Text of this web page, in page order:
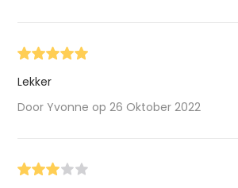
Lekker
Door Yvonne op 26 Oktober 2022